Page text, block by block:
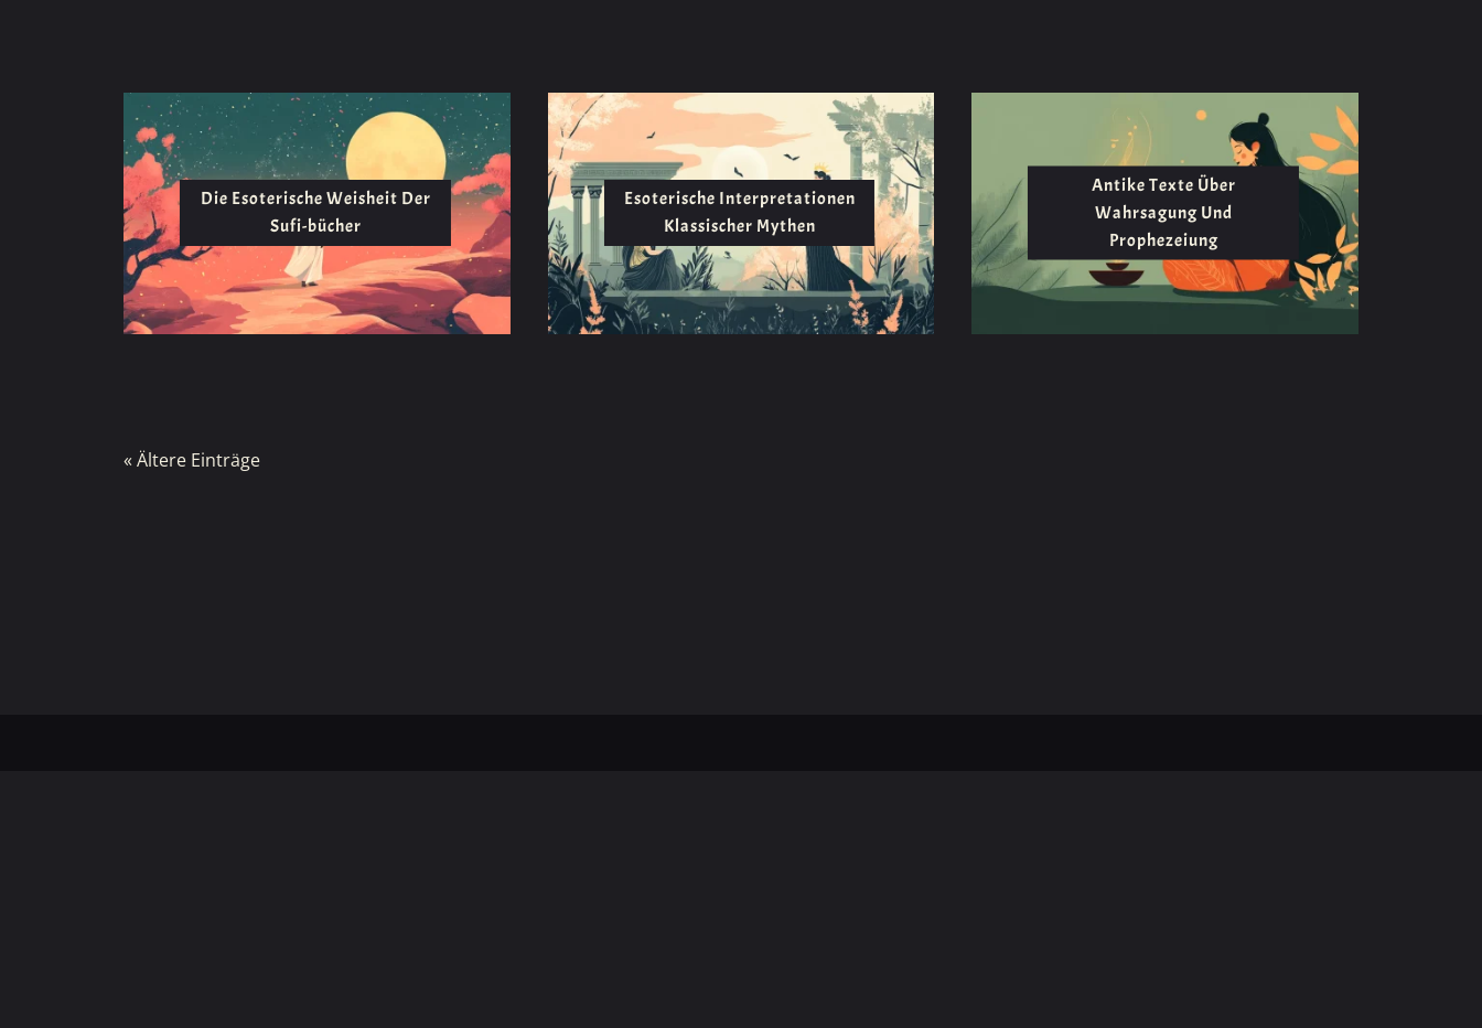
Die Esoterische Weisheit Der
Sufi-bücher
Esoterische Interpretationen
Klassischer Mythen
Antike Texte Über
Wahrsagung Und
Prophezeiung
« Ältere Einträge